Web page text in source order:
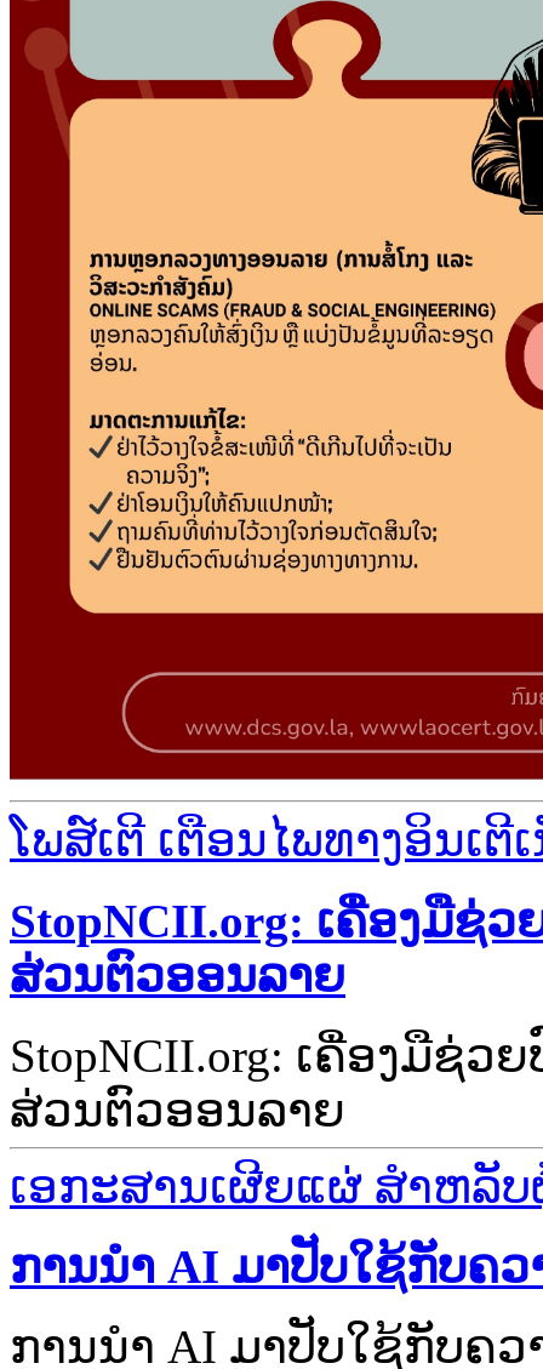
ໂພສ໌ເຕີ ເຕືອນໄພທາງອິນເຕີ
StopNCII.org: ເຄື່ອງມືຊ່
ສ່ວນຕົວອອນລາຍ
StopNCII.org: ເຄື່ອງມືຊ່
ສ່ວນຕົວອອນລາຍ
ເອກະສານເຜີຍແຜ່ ສຳຫລັ
ການນຳ AI ມາປັບໃຊ້ກັບຄວ
ການນຳ AI ມາປັບໃຊ້ກັບຄວ